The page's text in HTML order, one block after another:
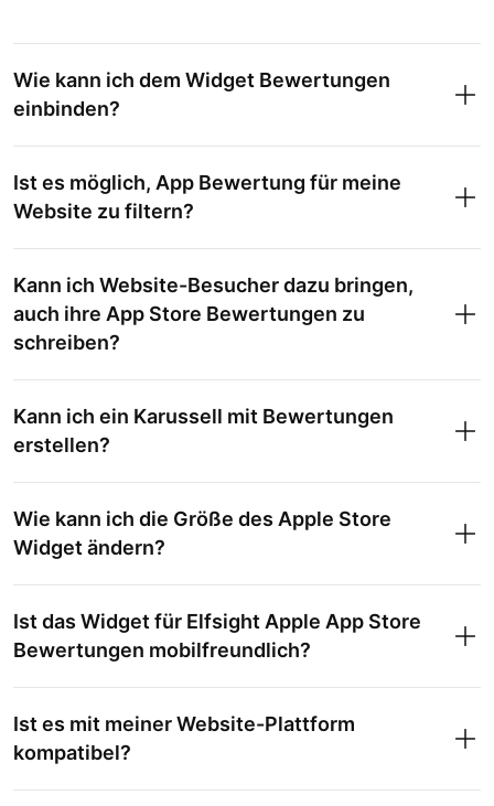
Wie kann ich dem Widget Bewertungen
einbinden?
Ist es möglich, App Bewertung für meine
Website zu filtern?
Kann ich Website-Besucher dazu bringen,
auch ihre App Store Bewertungen zu
schreiben?
Kann ich ein Karussell mit Bewertungen
erstellen?
Wie kann ich die Größe des Apple Store
Widget ändern?
Ist das Widget für Elfsight Apple App Store
Bewertungen mobilfreundlich?
Ist es mit meiner Website-Plattform
kompatibel?